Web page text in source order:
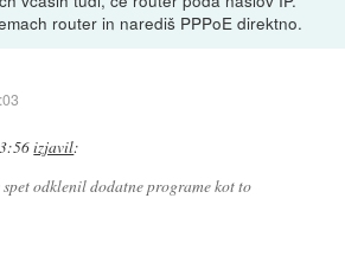
router in narediš PPPoE direktno.
izjavil:
odklenil dodatne programe kot to